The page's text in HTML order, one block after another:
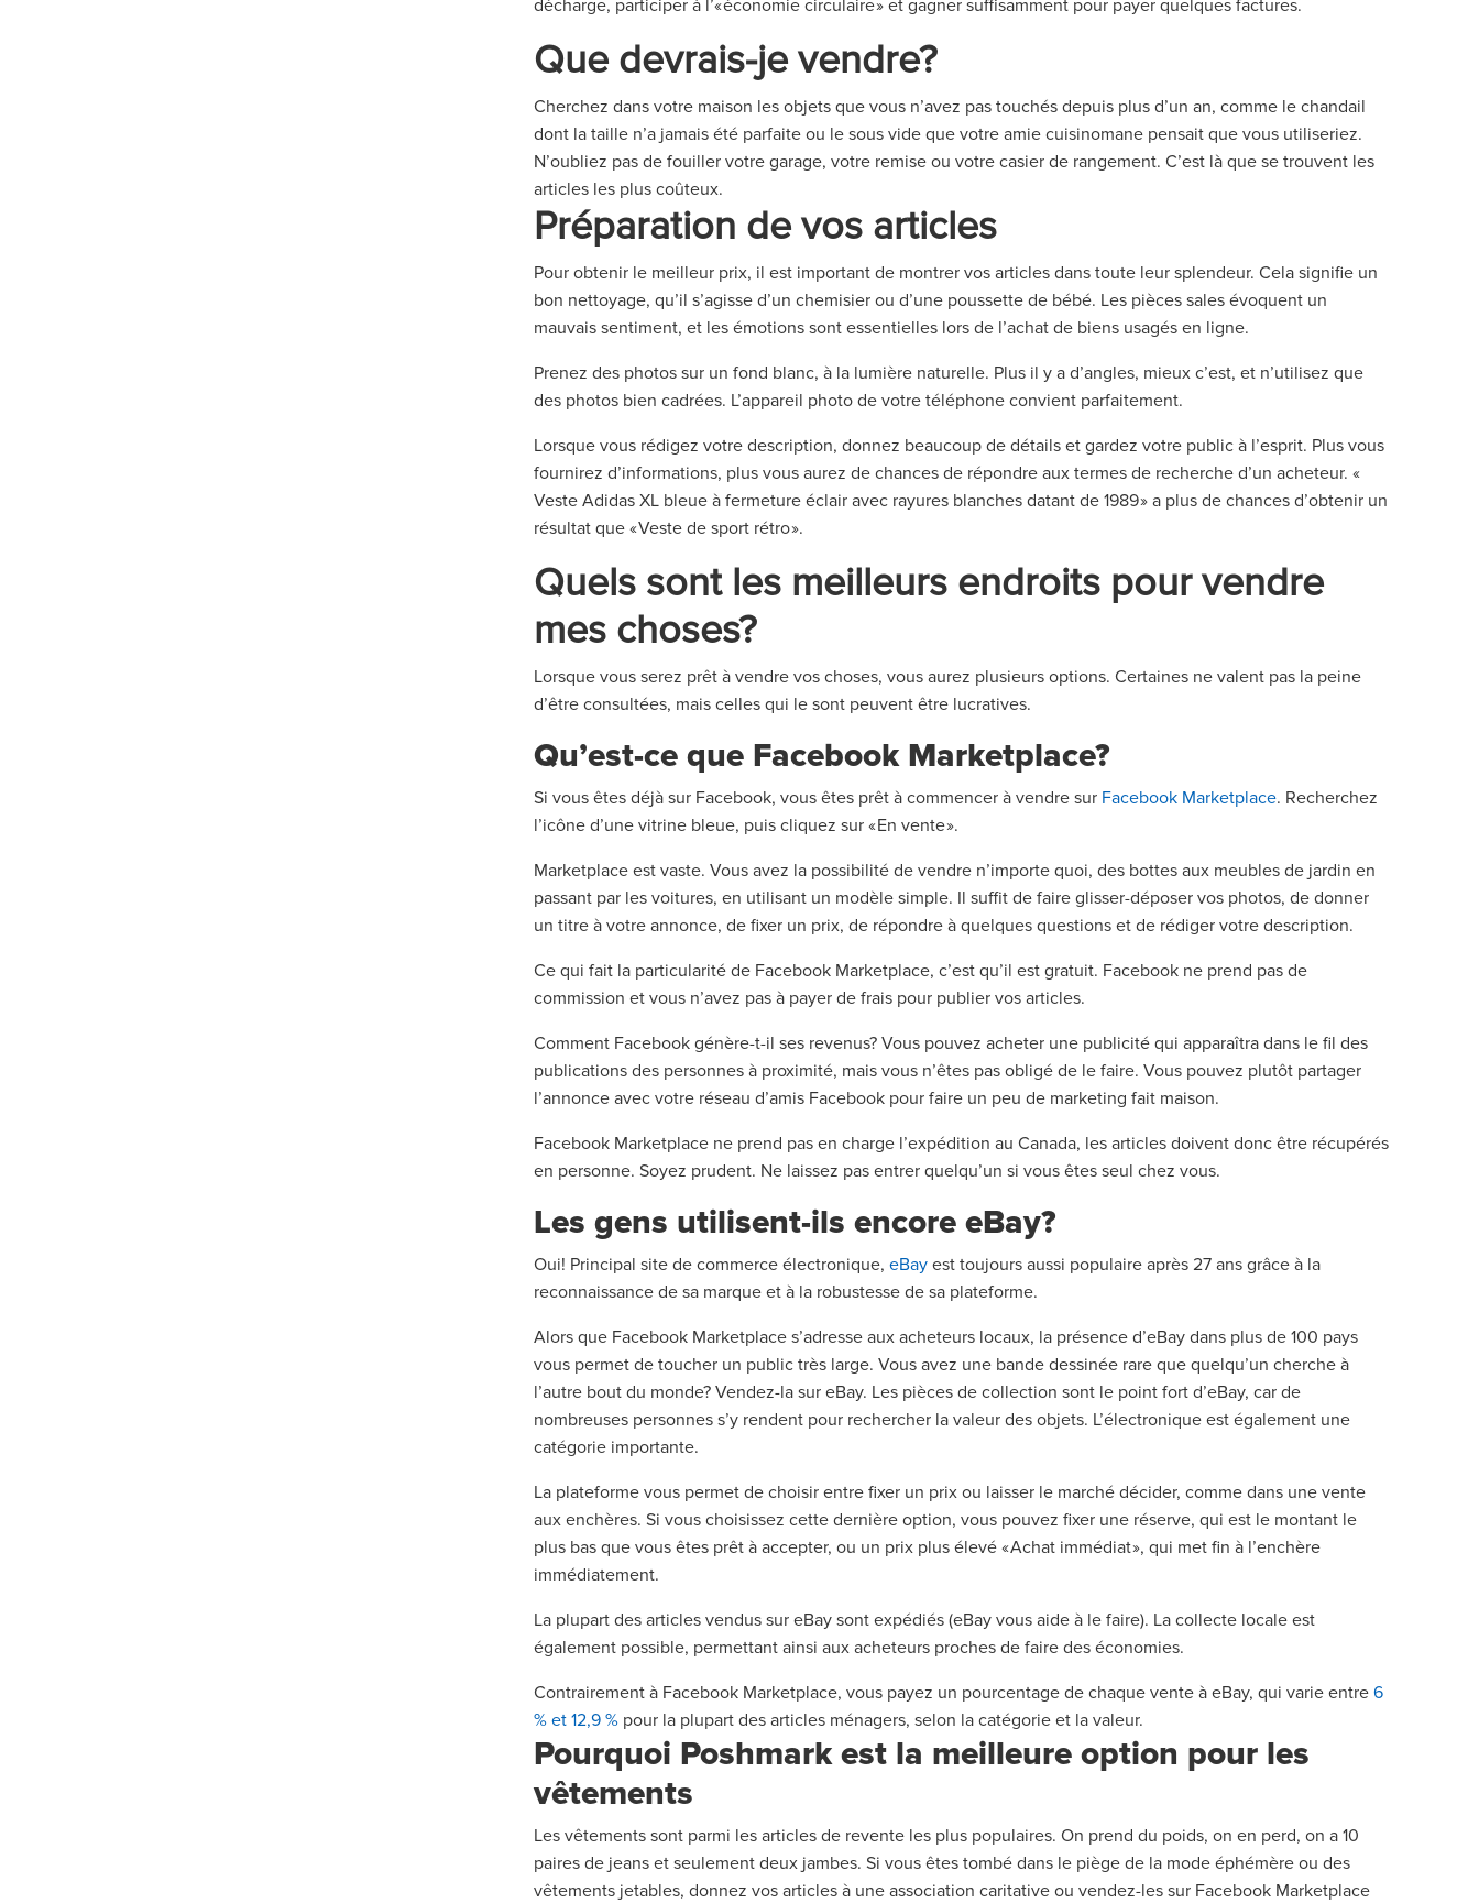
décharge, participer à l’« économie circulaire » et gagner suffisamment pour payer quelques factures.
Que devrais-je vendre?
Cherchez dans votre maison les objets que vous n’avez pas touchés depuis plus d’un an, comme le chandail
dont la taille n’a jamais été parfaite ou le sous vide que votre amie cuisinomane pensait que vous utiliseriez.
N’oubliez pas de fouiller votre garage, votre remise ou votre casier de rangement. C’est là que se trouvent les
articles les plus coûteux.
Préparation de vos articles
Pour obtenir le meilleur prix, il est important de montrer vos articles dans toute leur splendeur. Cela signifie un
bon nettoyage, qu’il s’agisse d’un chemisier ou d’une poussette de bébé. Les pièces sales évoquent un
mauvais sentiment, et les émotions sont essentielles lors de l’achat de biens usagés en ligne.
Prenez des photos sur un fond blanc, à la lumière naturelle. Plus il y a d’angles, mieux c’est, et n’utilisez que
des photos bien cadrées. L’appareil photo de votre téléphone convient parfaitement.
Lorsque vous rédigez votre description, donnez beaucoup de détails et gardez votre public à l’esprit. Plus vous
fournirez d’informations, plus vous aurez de chances de répondre aux termes de recherche d’un acheteur. «
Veste Adidas XL bleue à fermeture éclair avec rayures blanches datant de 1989 » a plus de chances d’obtenir un
résultat que « Veste de sport rétro ».
Quels sont les meilleurs endroits pour vendre
mes choses?
Lorsque vous serez prêt à vendre vos choses, vous aurez plusieurs options. Certaines ne valent pas la peine
d’être consultées, mais celles qui le sont peuvent être lucratives.
Qu’est-ce que Facebook Marketplace?
Si vous êtes déjà sur Facebook, vous êtes prêt à commencer à vendre sur Facebook Marketplace. Recherchez
l’icône d’une vitrine bleue, puis cliquez sur « En vente ».
Marketplace est vaste. Vous avez la possibilité de vendre n’importe quoi, des bottes aux meubles de jardin en
passant par les voitures, en utilisant un modèle simple. Il suffit de faire glisser-déposer vos photos, de donner
un titre à votre annonce, de fixer un prix, de répondre à quelques questions et de rédiger votre description.
Ce qui fait la particularité de Facebook Marketplace, c’est qu’il est gratuit. Facebook ne prend pas de
commission et vous n’avez pas à payer de frais pour publier vos articles.
Comment Facebook génère-t-il ses revenus? Vous pouvez acheter une publicité qui apparaîtra dans le fil des
publications des personnes à proximité, mais vous n’êtes pas obligé de le faire. Vous pouvez plutôt partager
l’annonce avec votre réseau d’amis Facebook pour faire un peu de marketing fait maison.
Facebook Marketplace ne prend pas en charge l’expédition au Canada, les articles doivent donc être récupérés
en personne. Soyez prudent. Ne laissez pas entrer quelqu’un si vous êtes seul chez vous.
Les gens utilisent-ils encore eBay?
Oui! Principal site de commerce électronique, eBayest toujours aussi populaire après 27 ans grâce à la
reconnaissance de sa marque et à la robustesse de sa plateforme.
Alors que Facebook Marketplace s’adresse aux acheteurs locaux, la présence d’eBay dans plus de 100 pays
vous permet de toucher un public très large. Vous avez une bande dessinée rare que quelqu’un cherche à
l’autre bout du monde? Vendez-la sur eBay. Les pièces de collection sont le point fort d’eBay, car de
nombreuses personnes s’y rendent pour rechercher la valeur des objets. L’électronique est également une
catégorie importante.
La plateforme vous permet de choisir entre fixer un prix ou laisser le marché décider, comme dans une vente
aux enchères. Si vous choisissez cette dernière option, vous pouvez fixer une réserve, qui est le montant le
plus bas que vous êtes prêt à accepter, ou un prix plus élevé « Achat immédiat », qui met fin à l’enchère
immédiatement.
La plupart des articles vendus sur eBay sont expédiés (eBay vous aide à le faire). La collecte locale est
également possible, permettant ainsi aux acheteurs proches de faire des économies.
Contrairement à Facebook Marketplace, vous payez un pourcentage de chaque vente à eBay, qui varie entre 6
% et 12,9 %pour la plupart des articles ménagers, selon la catégorie et la valeur.
Pourquoi Poshmark est la meilleure option pour les
vêtements
Les vêtements sont parmi les articles de revente les plus populaires. On prend du poids, on en perd, on a 10
paires de jeans et seulement deux jambes. Si vous êtes tombé dans le piège de la mode éphémère ou des
vêtements jetables, donnez vos articles à une association caritative ou vendez-les sur Facebook Marketplace